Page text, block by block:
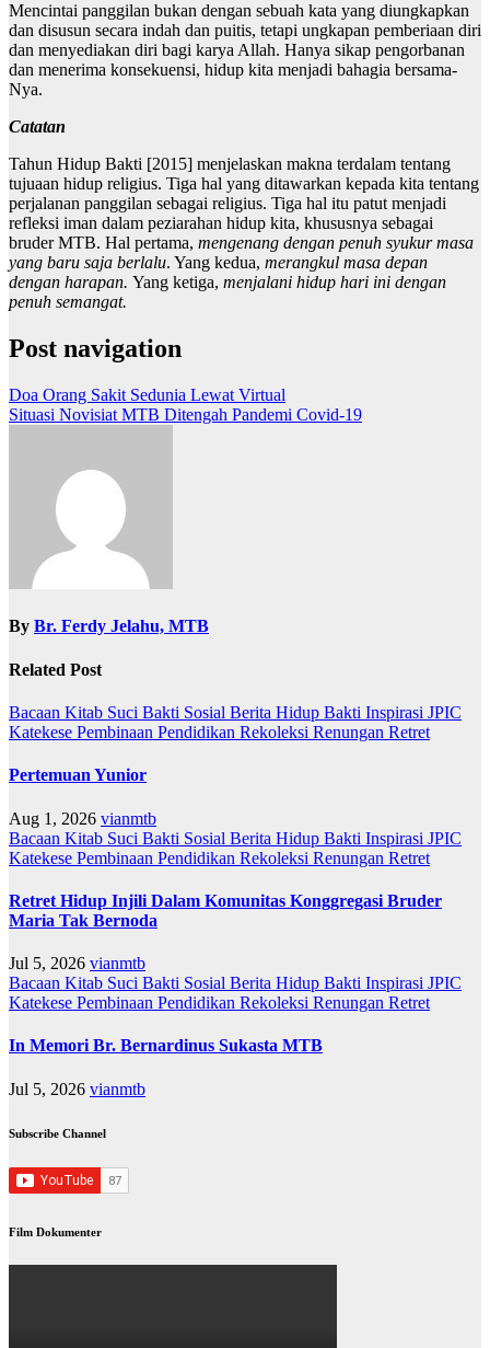
Mencintai panggilan bukan dengan sebuah kata yang diungkapkan
dan disusun secara indah dan puitis, tetapi ungkapan pemberiaan diri
dan menyediakan diri bagi karya Allah. Hanya sikap pengorbanan
dan menerima konsekuensi, hidup kita menjadi bahagia bersama-
Nya.
Catatan
Tahun Hidup Bakti [2015] menjelaskan makna terdalam tentang
tujuaan hidup religius. Tiga hal yang ditawarkan kepada kita tentang
perjalanan panggilan sebagai religius. Tiga hal itu patut menjadi
refleksi iman dalam peziarahan hidup kita, khususnya sebagai
bruder MTB. Hal pertama, mengenang dengan penuh syukur masa
yang baru saja berlalu. Yang kedua, merangkul masa depan
dengan harapan. Yang ketiga, menjalani hidup hari ini dengan
penuh semangat.
Post navigation
Doa Orang Sakit Sedunia Lewat Virtual
Situasi Novisiat MTB Ditengah Pandemi Covid-19
By Br. Ferdy Jelahu, MTB
Related Post
Bacaan Kitab Suci Bakti Sosial Berita Hidup Bakti Inspirasi JPIC
Katekese Pembinaan Pendidikan Rekoleksi Renungan Retret
Pertemuan Yunior
Aug 1, 2026 vianmtb
Bacaan Kitab Suci Bakti Sosial Berita Hidup Bakti Inspirasi JPIC
Katekese Pembinaan Pendidikan Rekoleksi Renungan Retret
Retret Hidup Injili Dalam Komunitas Konggregasi Bruder
Maria Tak Bernoda
Jul 5, 2026 vianmtb
Bacaan Kitab Suci Bakti Sosial Berita Hidup Bakti Inspirasi JPIC
Katekese Pembinaan Pendidikan Rekoleksi Renungan Retret
In Memori Br. Bernardinus Sukasta MTB
Jul 5, 2026 vianmtb
Subscribe Channel
Film Dokumenter